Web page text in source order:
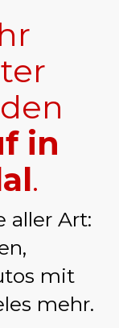
in
.
aller Art:
mit
mehr.